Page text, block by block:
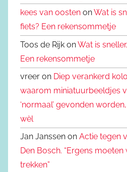
kees van oosten onWat is
fiets? Een rekensommetje
Toos de Rijk onWat is
Een rekensommetje
vreer on Diep verankerd
waarom miniatuurbeeldjes
‘normaal’ gevonden
wèl
Jan Janssen on Actie tegen
Den Bosch. “Ergens moeten
trekken”